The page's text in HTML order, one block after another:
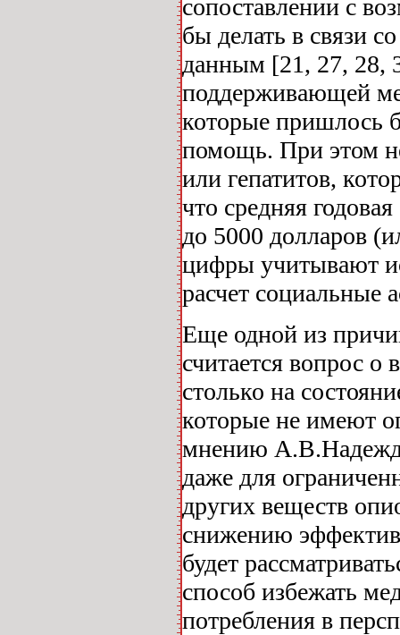
сопоставлении с
бы делать в связи
данным [21, 27, 28,
поддерживающей
которые пришлось
помощь. При этом
или гепатитов,
что средняя
до 5000 долларов
цифры учитывают
расчет социальные
Еще одной из
считается вопрос
столько на
которые не имеют
мнению
даже для
других веществ
снижению
будет
способ избежать
потребления в